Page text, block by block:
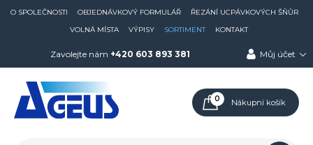
O SPOLEČNOSTI OBJEDNÁVKOVÝ FORMULÁŘ
ŘEZÁNÍ UCPÁVKOVÝCH ŠŇŮR
VOLNÁ MÍSTA
VÝPISY SORTIMENT KONTAKT
Zavolejte nám +420 603 893 381 Můj účet
0 Nákupní košík